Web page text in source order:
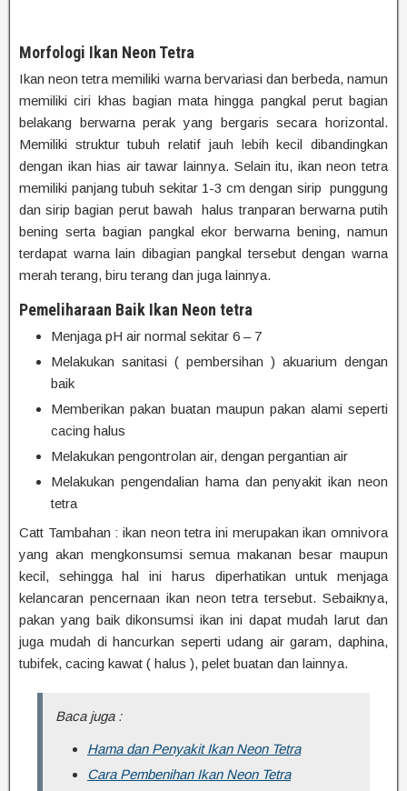
Morfologi Ikan Neon Tetra
Ikan neon tetra memiliki warna bervariasi dan berbeda, namun
memiliki ciri khas bagian mata hingga pangkal perut bagian
belakang berwarna perak yang bergaris secara horizontal.
Memiliki struktur tubuh relatif jauh lebih kecil dibandingkan
dengan ikan hias air tawar lainnya. Selain itu, ikan neon tetra
memiliki panjang tubuh sekitar 1-3 cm dengan sirip punggung
dan sirip bagian perut bawah halus tranparan berwarna putih
bening serta bagian pangkal ekor berwarna bening, namun
terdapat warna lain dibagian pangkal tersebut dengan warna
merah terang, biru terang dan juga lainnya.
Pemeliharaan Baik Ikan Neon tetra
Menjaga pH air normal sekitar 6 – 7
Melakukan sanitasi ( pembersihan ) akuarium dengan
baik
Memberikan pakan buatan maupun pakan alami seperti
cacing halus
Melakukan pengontrolan air, dengan pergantian air
Melakukan pengendalian hama dan penyakit ikan neon
tetra
Catt Tambahan : ikan neon tetra ini merupakan ikan omnivora
yang akan mengkonsumsi semua makanan besar maupun
kecil, sehingga hal ini harus diperhatikan untuk menjaga
kelancaran pencernaan ikan neon tetra tersebut. Sebaiknya,
pakan yang baik dikonsumsi ikan ini dapat mudah larut dan
juga mudah di hancurkan seperti udang air garam, daphina,
tubifek, cacing kawat ( halus ), pelet buatan dan lainnya.
Baca juga :
Hama dan Penyakit Ikan Neon Tetra
Cara Pembenihan Ikan Neon Tetra